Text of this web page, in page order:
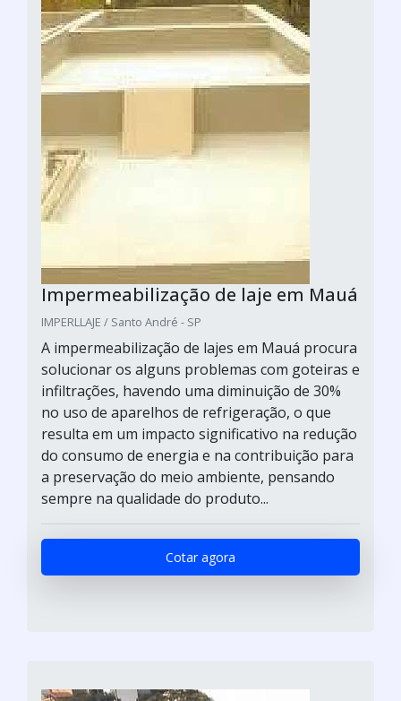
Impermeabilização de laje em Mauá
IMPERLLAJE / Santo André - SP
A impermeabilização de lajes em Mauá procura
solucionar os alguns problemas com goteiras e
infiltrações, havendo uma diminuição de 30%
no uso de aparelhos de refrigeração, o que
resulta em um impacto significativo na redução
do consumo de energia e na contribuição para
a preservação do meio ambiente, pensando
sempre na qualidade do produto...
Cotar agora